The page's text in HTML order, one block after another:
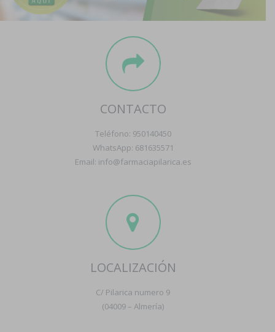
Boletín
CONTACTO
Teléfono: 950140450
WhatsApp: 681635571
Email: info@farmaciapilarica.es
LOCALIZACIÓN
C/ Pilarica numero 9
(04009 – Almería)